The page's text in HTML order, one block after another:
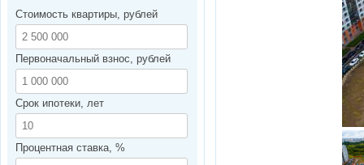
Стоимость квартиры, рублей
Первоначальный взнос, рублей
Срок ипотеки, лет
Процентная ставка, %